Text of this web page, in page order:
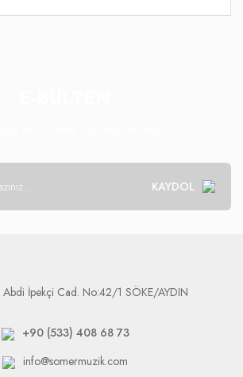
KAYDOL
Abdi İpekçi Cad. No:42/1 SÖKE/AYDIN
+90 (533) 408 68 73
info@somermuzik.com